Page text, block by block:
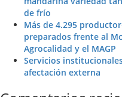
de frío
Más de 4.295
preparados frente al
Agrocalidad y el MAGP
Servicios
afectación externa